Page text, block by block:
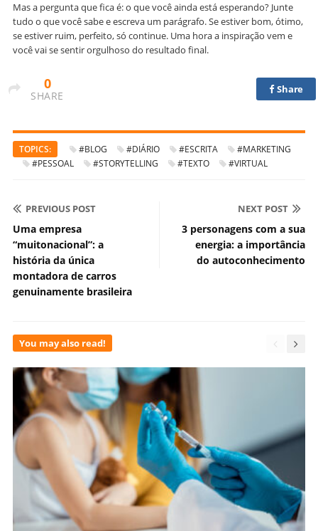
Mas a pergunta que fica é: o que você ainda está esperando? Junte
tudo o que você sabe e escreva um parágrafo. Se estiver bom, ótimo,
se estiver ruim, perfeito, só continue. Uma hora a inspiração vem e
você vai se sentir orgulhoso do resultado final.
0
SHARE
Share
TOPICS: #BLOG #DIÁRIO #ESCRITA
#MARKETING
#PESSOAL
#STORYTELLING #TEXTO #VIRTUAL
PREVIOUS POST
Uma empresa
“muitonacional”: a
história da única
montadora de carros
genuinamente brasileira
NEXT POST
3 personagens com a sua
energia: a importância
do autoconhecimento
You may also read!